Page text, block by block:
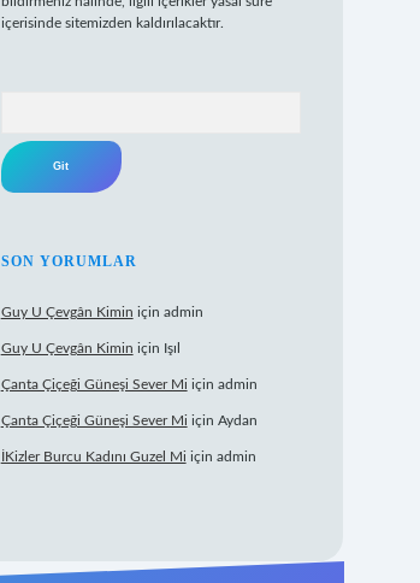
içerisinde sitemizden kaldırılacaktır.
SON YORUMLAR
Guy U Çevgân Kimin için admin
Guy U Çevgân Kimin için Işıl
Çanta Çiçeği Güneşi Sever Mi için admin
Çanta Çiçeği Güneşi Sever Mi için Aydan
İKizler Burcu Kadını Guzel Mi için admin